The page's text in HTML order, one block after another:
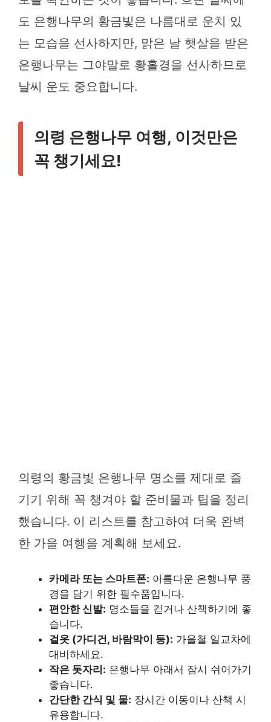
도 은행나무의 황금빛은 나름대로 운치 있
는 모습을 선사하지만, 맑은 날 햇살을 받은
은행나무는 그야말로 황홀경을 선사하므로
날씨 운도 중요합니다.
의령 은행나무 여행, 이것만은
꼭 챙기세요!
의령의 황금빛 은행나무 명소를 제대로 즐
기기 위해 꼭 챙겨야 할 준비물과 팁을 정리
했습니다. 이 리스트를 참고하여 더욱 완벽
한 가을 여행을 계획해 보세요.
카메라 또는 스마트폰: 아름다운 은행나무 풍
경을 담기 위한 필수품입니다.
편안한 신발: 명소들을 걷거나 산책하기에 좋
습니다.
겉옷 (가디건, 바람막이 등): 가을철 일교차에
대비하세요.
작은 돗자리: 은행나무 아래서 잠시 쉬어가기
좋습니다.
간단한 간식 및 물: 장시간 이동이나 산책 시
유용합니다.